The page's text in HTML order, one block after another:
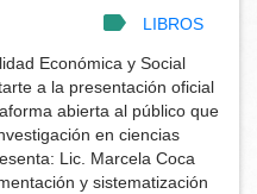
LIBROS
Económica y Social
a la presentación oficial
abierta al público que
en ciencias
Lic. Marcela Coca
y sistematización